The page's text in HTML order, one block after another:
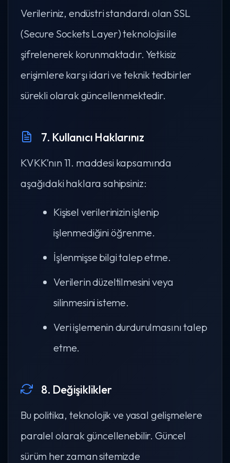
Verileriniz, endüstri standardı olan SSL
(Secure Sockets Layer) teknolojisi ile
şifrelenerek korunmaktadır. Yetkisiz
erişimlere karşı idari ve teknik tedbirler
sürekli olarak güncellenmektedir.
7. Kullanıcı Haklarınız
KVKK’nın 11. maddesi kapsamında
aşağıdaki haklara sahipsiniz:
Kişisel verilerinizin işlenip
işlenmediğini öğrenme.
İşlenmişse bilgi talep etme.
Verilerin düzeltilmesini veya
silinmesini isteme.
Veri işlemenin durdurulmasını talep
etme.
8. Değişiklikler
Bu politika, teknolojik ve yasal gelişmelere
paralel olarak güncellenebilir. Güncel
sürüm her zaman sitemizde